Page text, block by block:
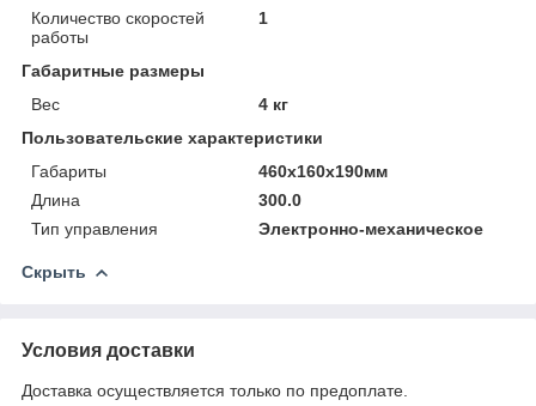
Количество скоростей
работы
1
Габаритные размеры
Вес
4 кг
Пользовательские характеристики
Габариты
460х160х190мм
Длина
300.0
Тип управления
Электронно-механическое
Скрыть
Условия доставки
Доставка осуществляется только по предоплате.